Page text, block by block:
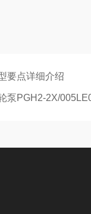
要点详细介绍
泵PGH2-2X/